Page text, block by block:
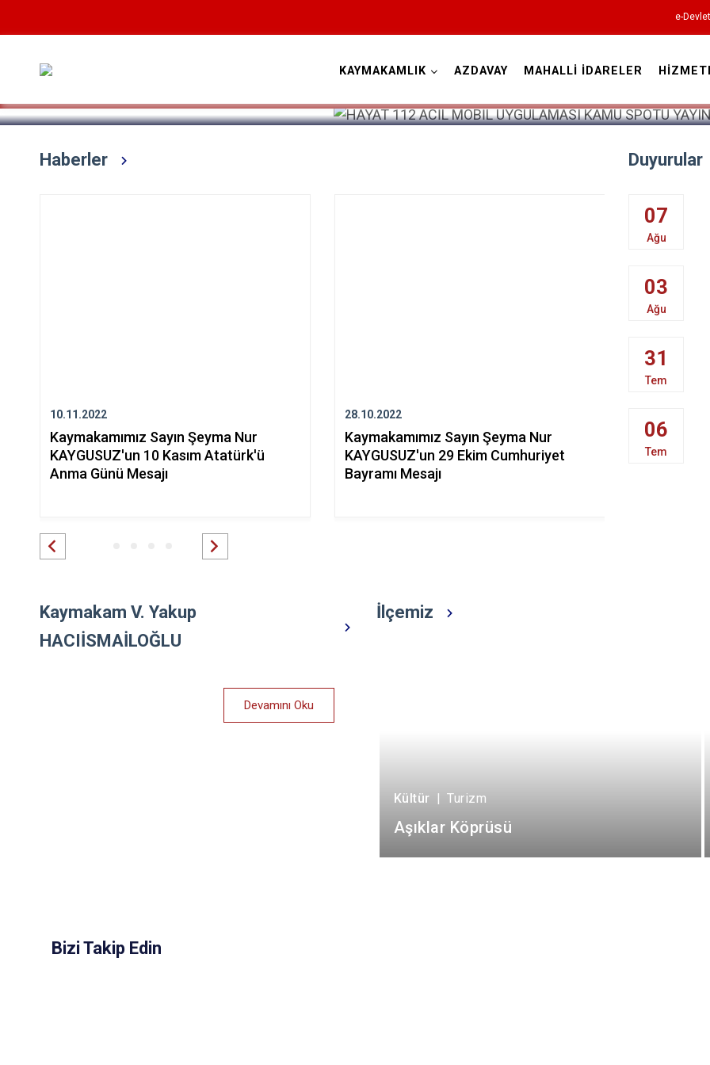
e-Devlet
Abana
Ağlı
Azdavay
Bozkurt
Cide
Devrekani
Doğanyurt
KAYMAKAMLIK AZDAVAY MAHALLİ İDARELER
Haberler
10.11.2022
Kaymakamımız Sayın Şeyma Nur
KAYGUSUZ'un 10 Kasım Atatürk'ü
Anma Günü Mesajı
28.10.2022
Kaymakamımız Sayın Şeyma Nur
KAYGUSUZ'un 29 Ekim Cumhuriyet
Bayramı Mesajı
Duyurular
07
Ağu
03
Ağu
31
Tem
06
Tem
Kaymakam V. Yakup
HACIİSMAİLOĞLU
Devamını Oku
İlçemiz
Kültür | Turizm
Aşıklar Köprüsü
Bizi Takip Edin